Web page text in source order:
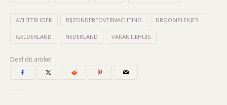
ACHTERHOEK BIJZONDEREOVERNACHTING DROOMPLEKJES
GELDERLAND NEDERLAND VAKANTIEHUIS
Deel dit artikel